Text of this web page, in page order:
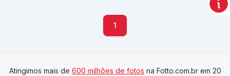
1
Atingimos mais de 600 milhões de fotos na Fotto.com.br em 20